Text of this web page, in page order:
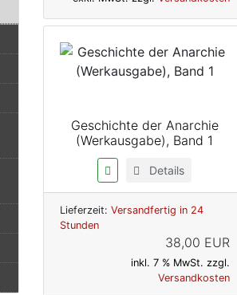
Geschichte der Anarchie
(Werkausgabe), Band 1
Details
Lieferzeit: Versandfertig in 24
Stunden
38,00 EUR
inkl. 7 % MwSt. zzgl.
Versandkosten